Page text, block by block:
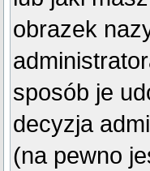
obrazek
sposób je
decyzja
(na pewno